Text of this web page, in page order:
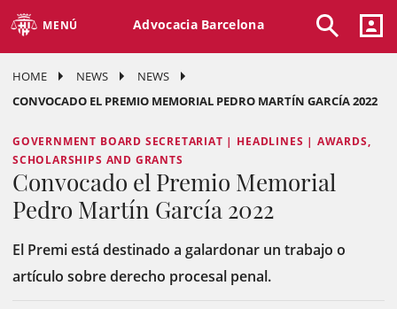
MENÚ Advocacia Barcelona
HOME NEWS
NEWS
CONVOCADO EL PREMIO MEMORIAL PEDRO MARTÍN GARCÍA 2022
GOVERNMENT BOARD SECRETARIAT | HEADLINES | AWARDS,
SCHOLARSHIPS AND GRANTS
Convocado el Premio Memorial
Pedro Martín García 2022
El Premi está destinado a galardonar un trabajo o
artículo sobre derecho procesal penal.